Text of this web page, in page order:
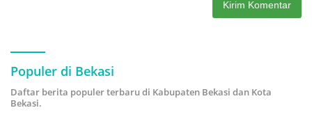
Populer di Bekasi
Daftar berita populer terbaru di Kabupaten Bekasi dan Kota
Bekasi.